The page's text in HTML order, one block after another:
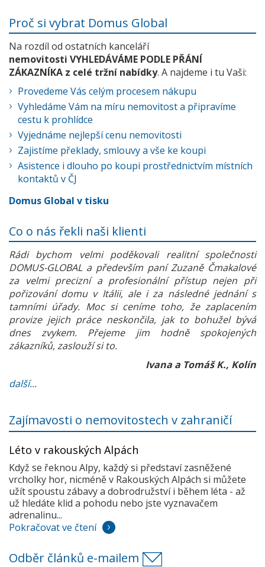
Proč si vybrat Domus Global
Na rozdíl od ostatních kanceláří
nemovitosti VYHLEDÁVÁME PODLE PŘÁNÍ
ZÁKAZNÍKA z celé tržní nabídky. A najdeme i tu Vaši:
Provedeme Vás celým procesem nákupu
Vyhledáme Vám na míru nemovitost a připravíme
cestu k prohlídce
Vyjednáme nejlepší cenu nemovitosti
Zajistíme překlady, smlouvy a vše ke koupi
Asistence i dlouho po koupi prostřednictvím místních
kontaktů v ČJ
Domus Global v tisku
Co o nás řekli naši klienti
Rádi bychom velmi poděkovali realitní společnosti
DOMUS-GLOBAL a především paní Zuzaně Čmakalové
za velmi precizní a profesionální přístup nejen při
pořizování domu v Itálii, ale i za následné jednání s
tamními úřady. Moc si ceníme toho, že zaplacením
provize jejich práce neskončila, jak to bohužel bývá
dnes zvykem. Přejeme jim hodně spokojených
zákazníků, zaslouží si to.
Ivana a Tomáš K., Kolín
další...
Zajímavosti o nemovitostech v zahraničí
Léto v rakouských Alpách
Když se řeknou Alpy, každý si představí zasněžené
vrcholky hor, nicméně v Rakouských Alpách si můžete
užít spoustu zábavy a dobrodružství i během léta - až
už hledáte klid a pohodu nebo jste vyznavačem
adrenalinu...
Pokračovat ve čtení
Odběr článků e-mailem